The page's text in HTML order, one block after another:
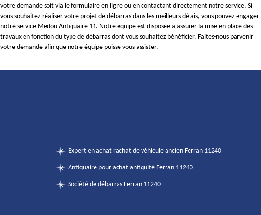
votre demande soit via le formulaire en ligne ou en contactant directement notre service. Si
vous souhaitez réaliser votre projet de débarras dans les meilleurs délais, vous pouvez engager
notre service Medou Antiquaire 11. Notre équipe est disposée à assurer la mise en place des
travaux en fonction du type de débarras dont vous souhaitez bénéficier. Faites-nous parvenir
votre demande afin que notre équipe puisse vous assister.
Expert en achat rachat de véhicule ancien Ferran 11240
Antiquaire pour achat antiquité Ferran 11240
Société de débarras Ferran 11240